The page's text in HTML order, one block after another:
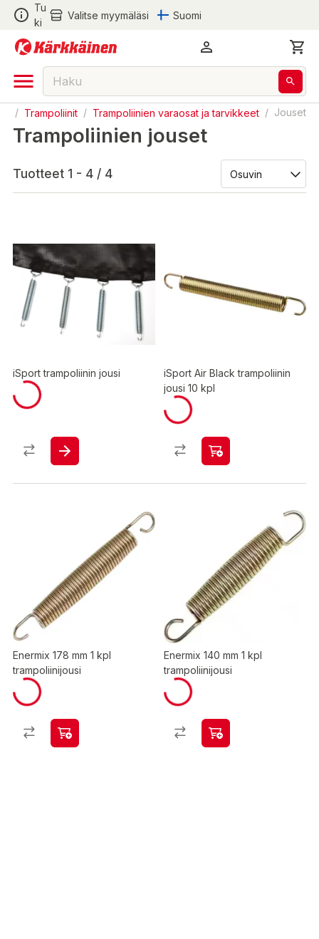
Tu
ki
Valitse myymäläsi Suomi
/ Trampoliinit / Trampoliinien varaosat ja tarvikkeet / Jouset
Trampoliinien jouset
Tuotteet 1 - 4 / 4
iSport trampoliinin jousi
iSport Air Black trampoliinin
jousi 10 kpl
Enermix 178 mm 1 kpl
trampoliinijousi
Enermix 140 mm 1 kpl
trampoliinijousi